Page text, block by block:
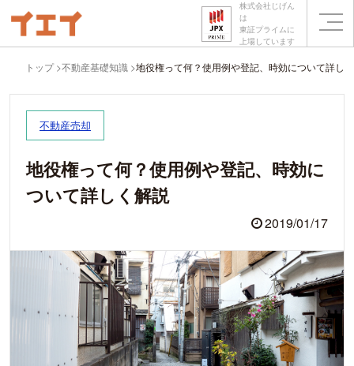
株式会社じげん
は
東証プライムに
上場しています
トップ 不動産基礎知識 地役権って何？使用例や登記、時効について詳し
不動産売却
地役権って何？使用例や登記、時効に
ついて詳しく解説
2019/01/17